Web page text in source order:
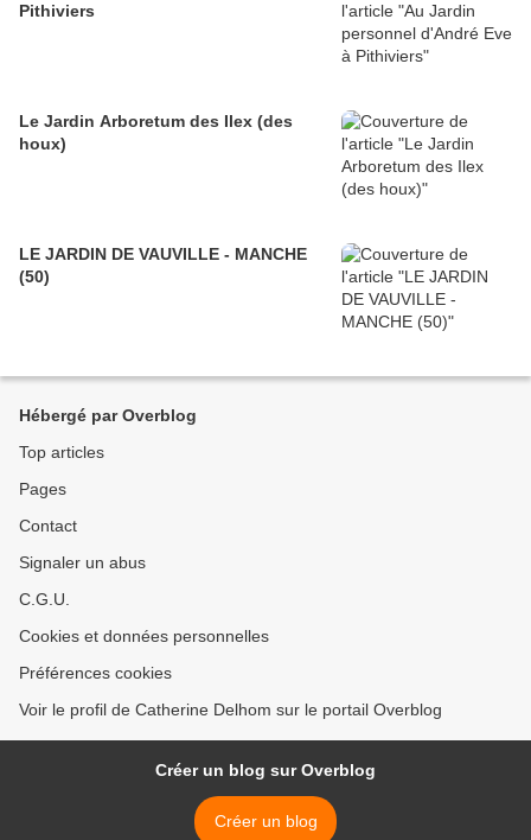
Pithiviers
Le Jardin Arboretum des Ilex (des
houx)
LE JARDIN DE VAUVILLE - MANCHE
(50)
Hébergé par Overblog
Top articles
Pages
Contact
Signaler un abus
C.G.U.
Cookies et données personnelles
Préférences cookies
Voir le profil de Catherine Delhom sur le portail Overblog
Créer un blog sur Overblog
Créer un blog